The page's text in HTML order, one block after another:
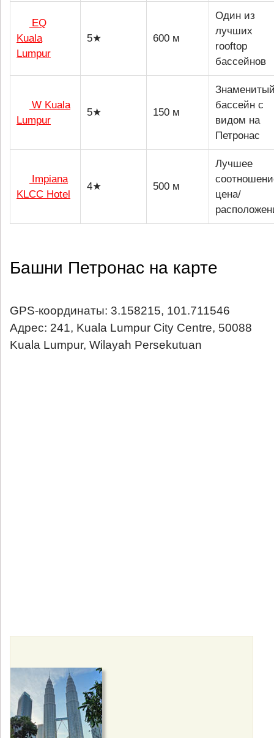
EQ
Kuala
Lumpur
5★ 600 м
Один из
лучших
rooftop
бассейнов
W Kuala
Lumpur
5★ 150 м
бассейн с
видом на
Петронас
Impiana
KLCC Hotel
4★ 500 м
Лучшее
цена/
Башни Петронас на карте
GPS-координаты: 3.158215, 101.711546
Адрес: 241, Kuala Lumpur City Centre, 50088
Kuala Lumpur, Wilayah Persekutuan